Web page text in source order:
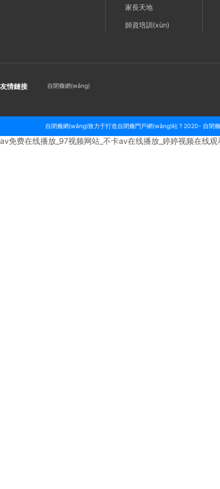
家長天地
師資培訓(xùn)
友情鏈接 自閉癥網(wǎng)
自閉癥網(wǎng)致力于打造自閉癥門戶網(wǎng)站 ? 2020- 自閉
av免费在线播放_97视频网站_不卡av在线播放_婷婷视频在线观